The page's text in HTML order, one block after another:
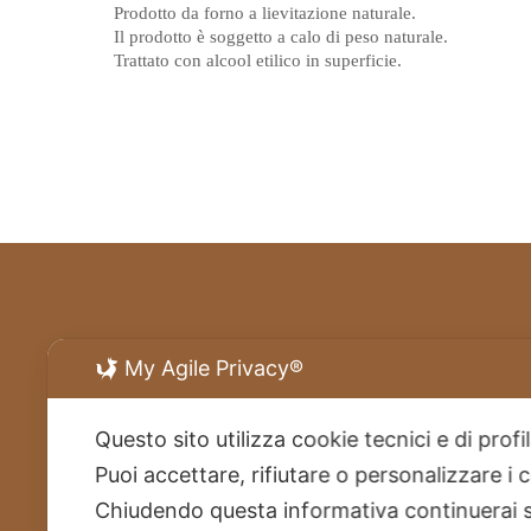
Prodotto da forno a lievitazione naturale.
Il prodotto è soggetto a calo di peso naturale.
Trattato con alcool etilico in superficie.
My Agile Privacy®
Questo sito utilizza cookie tecnici e di
Puoi accettare, rifiutare o personalizzare i
Chiudendo questa informativa continuerai